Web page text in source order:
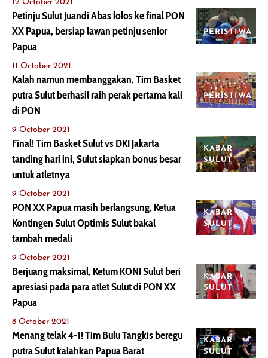
12 October 2021
PERISTIWA
Petinju Sulut Juandi Abas lolos ke final PON
XX Papua, bersiap lawan petinju senior
Papua
11 October 2021
PERISTIWA
Kalah namun membanggakan, Tim Basket
putra Sulut berhasil raih perak pertama kali
di PON
9 October 2021
KABAR
SULUT
Final! Tim Basket Sulut vs DKI Jakarta
tanding hari ini, Sulut siapkan bonus besar
untuk atletnya
9 October 2021
KABAR
SULUT
PON XX Papua masih berlangsung, Ketua
Kontingen Sulut Optimis Sulut bakal
tambah medali
9 October 2021
KABAR
SULUT
Berjuang maksimal, Ketum KONI Sulut beri
apresiasi pada para atlet Sulut di PON XX
Papua
8 October 2021
KABAR
SULUT
Menang telak 4-1! Tim Bulu Tangkis beregu
putra Sulut kalahkan Papua Barat